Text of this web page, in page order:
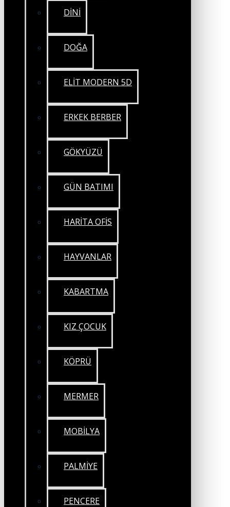
DİNİ
DOĞA
ELİT MODERN 5D
ERKEK BERBER
GÖKYÜZÜ
GÜN BATIMI
HARİTA OFİS
HAYVANLAR
KABARTMA
KIZ ÇOCUK
KÖPRÜ
MERMER
MOBİLYA
PALMİYE
PENCERE